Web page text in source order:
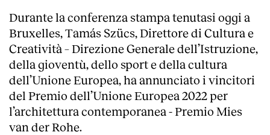
Durante la conferenza stampa tenutasi oggi a
Bruxelles, Tamás Szücs, Direttore di Cultura e
Creatività – Direzione Generale dell’Istruzione,
della gioventù, dello sport e della cultura
dell’Unione Europea, ha annunciato i vincitori
del Premio dell’Unione Europea 2022 per
l’architettura contemporanea - Premio Mies
van der Rohe.